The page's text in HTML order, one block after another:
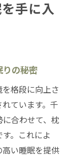
の千葉県内
メイド枕
自分に合っ
オーダーメ
手に入
りの秘密
格段に向上さ
ています。千
合わせて、枕
。これによ
い睡眠を提供